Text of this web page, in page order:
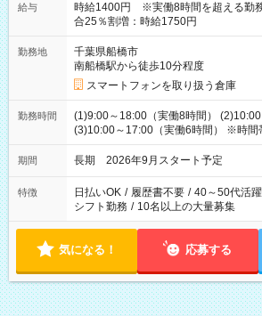
給与
時給1400円 ※実働8時間を超える勤
合25％割増：時給1750円
勤務地
千葉県船橋市
南船橋駅から徒歩10分程度
スマートフォンを取り扱う倉庫
勤務時間
(1)9:00～18:00（実働8時間） (2)10:00
(3)10:00～17:00（実働6時間） ※時
期間 長期 2026年9月スタート予定
特徴 日払いOK / 履歴書不要 / 40～50代活
シフト勤務 / 10名以上の大量募集
気になる！ 応募する